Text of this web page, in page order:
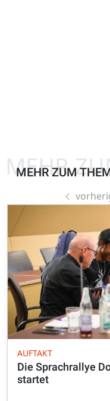
MEHR ZUM
MEHR
AUFTAKT
Die Sprachrallye
startet